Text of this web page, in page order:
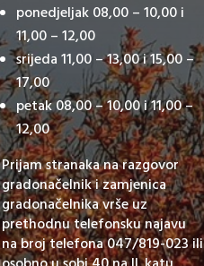
ponedjeljak 08,00 – 10,00 i
11,00 – 12,00
srijeda 11,00 – 13,00 i 15,00 –
17,00
petak 08,00 – 10,00 i 11,00 –
12,00
Prijam stranaka na razgovor
gradonačelnik i zamjenica
gradonačelnika vrše uz
prethodnu telefonsku najavu
na broj telefona 047/819-023 ili